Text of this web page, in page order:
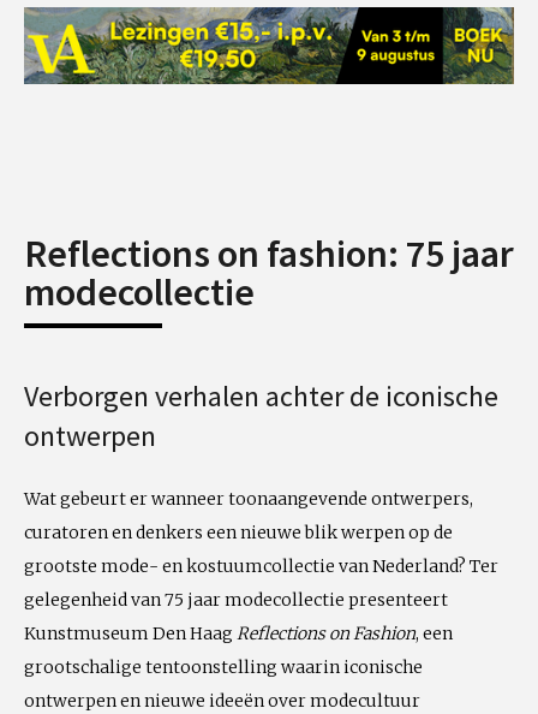
Reflections on fashion: 75 jaar
modecollectie
Verborgen verhalen achter de iconische
ontwerpen
Wat gebeurt er wanneer toonaangevende ontwerpers,
curatoren en denkers een nieuwe blik werpen op de
grootste mode- en kostuumcollectie van Nederland? Ter
gelegenheid van 75 jaar modecollectie presenteert
Kunstmuseum Den Haag Reflections on Fashion, een
grootschalige tentoonstelling waarin iconische
ontwerpen en nieuwe ideeën over modecultuur